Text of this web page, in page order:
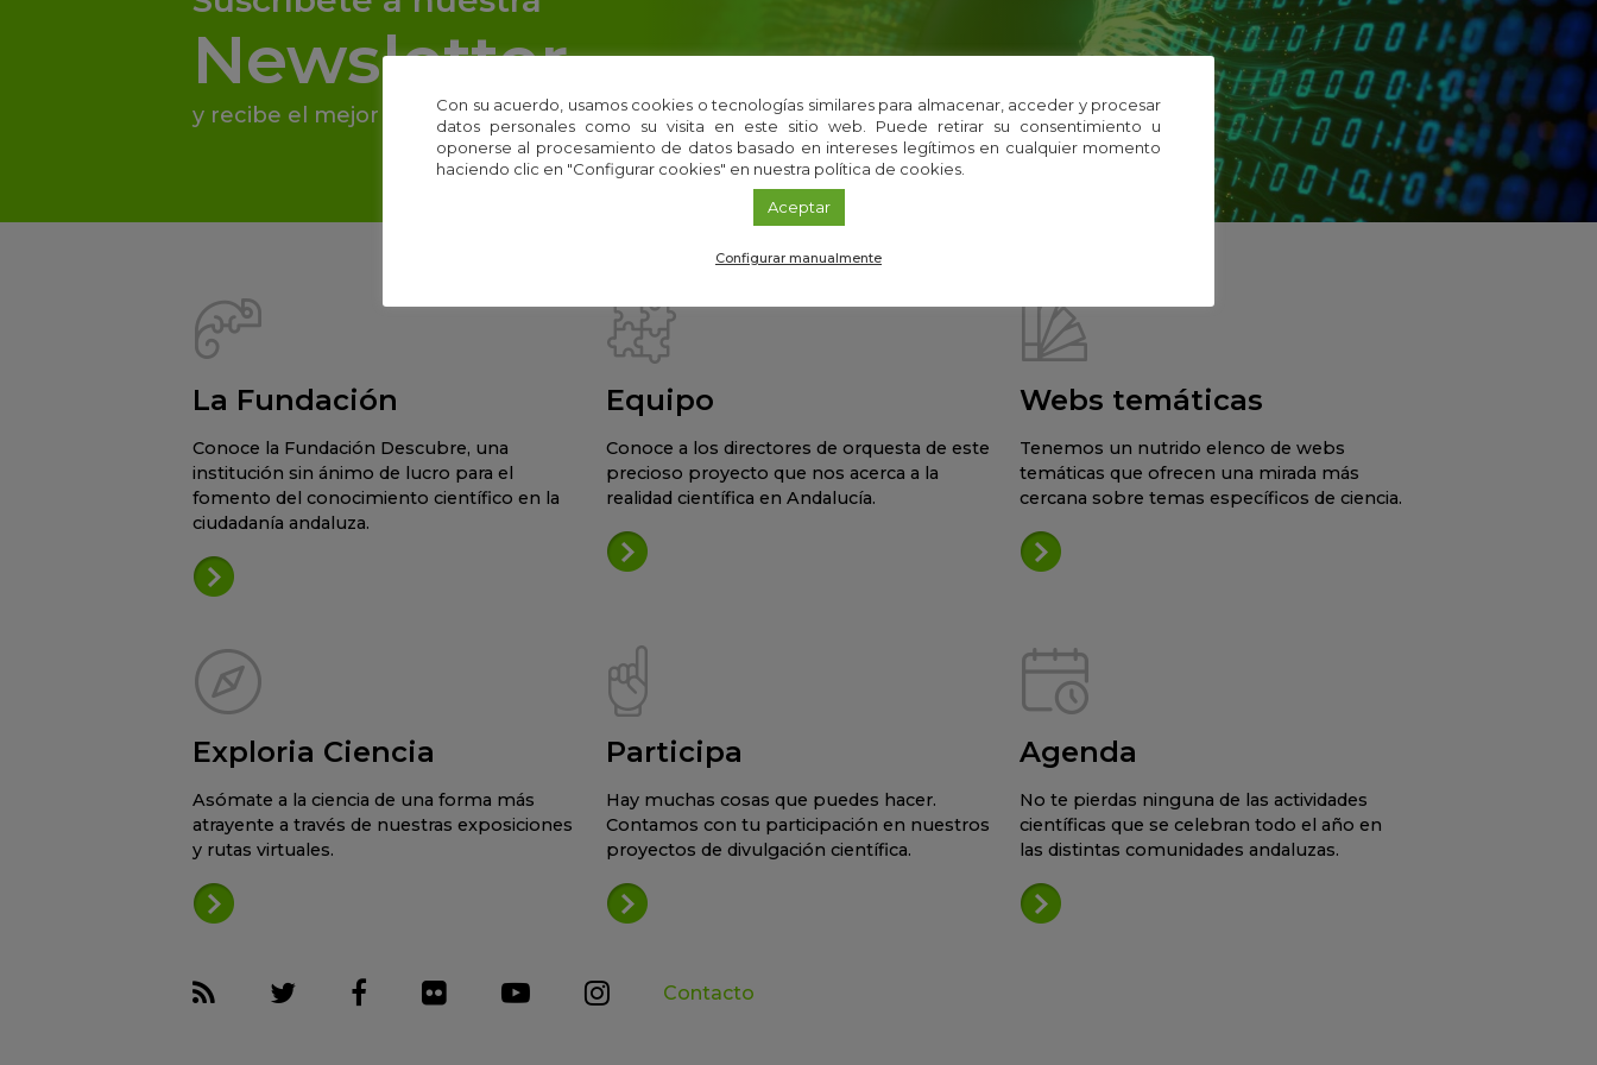
Newsletter
y recibe el mejor contenido de i+Descubre directo a tu email
La Fundación
Conoce la Fundación Descubre, una
institución sin ánimo de lucro para el
fomento del conocimiento científico en la
ciudadanía andaluza.
Equipo
Conoce a los directores de orquesta de este
precioso proyecto que nos acerca a la
realidad científica en Andalucía.
Webs temáticas
Tenemos un nutrido elenco de webs
temáticas que ofrecen una mirada más
cercana sobre temas específicos de ciencia.
Exploria Ciencia
Asómate a la ciencia de una forma más
atrayente a través de nuestras exposiciones
y rutas virtuales.
Participa
Hay muchas cosas que puedes hacer.
Contamos con tu participación en nuestros
proyectos de divulgación científica.
Agenda
No te pierdas ninguna de las actividades
científicas que se celebran todo el año en
las distintas comunidades andaluzas.
Contacto
Con su acuerdo, usamos cookies o tecnologías similares para almacenar, acceder y procesar
datos personales como su visita en este sitio web. Puede retirar su consentimiento u
oponerse al procesamiento de datos basado en intereses legítimos en cualquier momento
haciendo clic en "Configurar cookies" en nuestra política de cookies.
Aceptar
Configurar manualmente